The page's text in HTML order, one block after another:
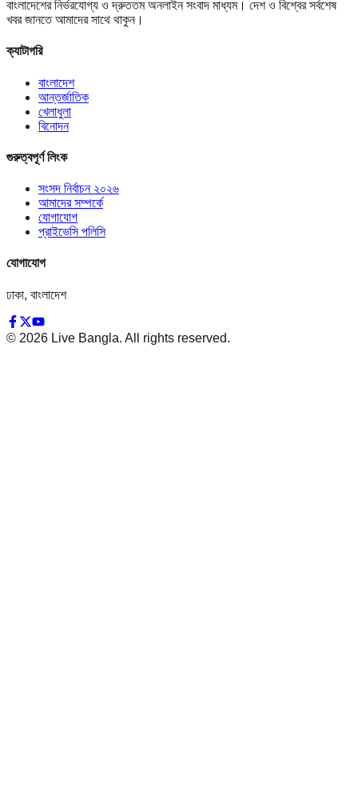
বাংলাদেশের নির্ভরযোগ্য ও দ্রুততম অনলাইন সংবাদ মাধ্যম। দেশ ও বিশ্বের সর্বশেষ
খবর জানতে আমাদের সাথে থাকুন।
ক্যাটাগরি
বাংলাদেশ
আন্তর্জাতিক
খেলাধুলা
বিনোদন
গুরুত্বপূর্ণ লিংক
সংসদ নির্বাচন ২০২৬
আমাদের সম্পর্কে
যোগাযোগ
প্রাইভেসি পলিসি
যোগাযোগ
ঢাকা, বাংলাদেশ
© 2026 Live Bangla. All rights reserved.